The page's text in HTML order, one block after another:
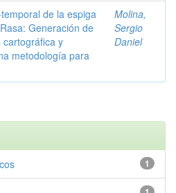
de la espiga
Generación de
cartográfica y
metodología para
Molina,
Sergio
Daniel
1